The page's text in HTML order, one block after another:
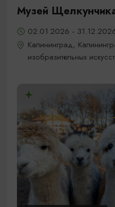
Музей
02.01.2026 -
Калининград,
изобразительных